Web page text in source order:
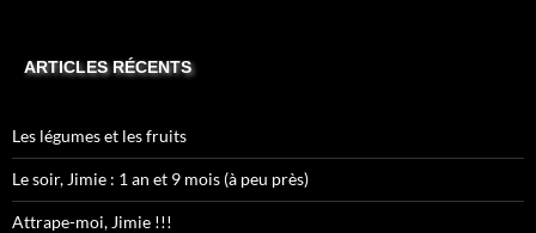
ARTICLES RÉCENTS
Les légumes et les fruits
Le soir, Jimie : 1 an et 9 mois (à peu près)
Attrape-moi, Jimie !!!